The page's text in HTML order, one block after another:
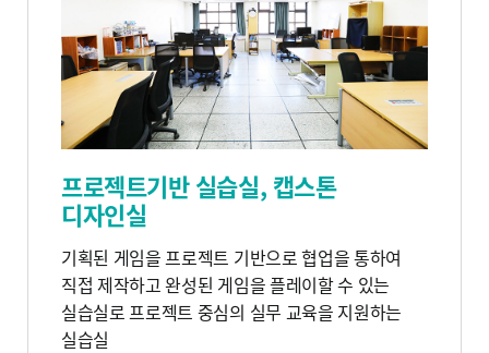
프로젝트기반 실습실, 캡스톤
디자인실
기획된 게임을 프로젝트 기반으로 협업을 통하여
직접 제작하고 완성된 게임을 플레이할 수 있는
실습실로 프로젝트 중심의 실무 교육을 지원하는
실습실